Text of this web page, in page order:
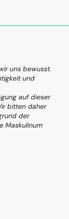
uns bewusst.
und
auf dieser
bitten daher
der
Maskulinum